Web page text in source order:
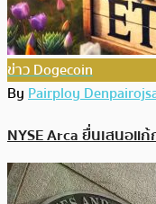
ข่าว Dogecoin
ByPairploy
NYSE Arca ยื่นเสนอแ